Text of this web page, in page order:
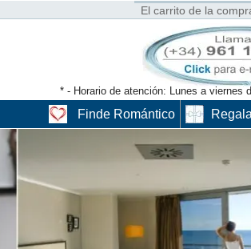
El carrito de la
* - Horario de atención: Lunes a viernes
Finde Romántico